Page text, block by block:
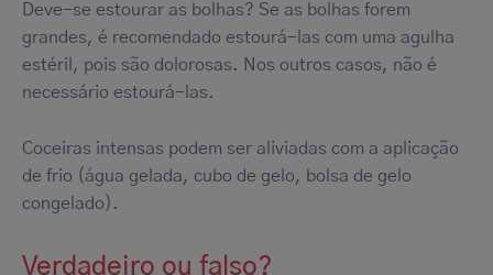
Deve-se estourar as bolhas? Se as bolhas forem
grandes, é recomendado estourá-las com uma agulha
estéril, pois são dolorosas. Nos outros casos, não é
necessário estourá-las.
Coceiras intensas podem ser aliviadas com a aplicação
de frio (água gelada, cubo de gelo, bolsa de gelo
congelado).
Verdadeiro ou falso?